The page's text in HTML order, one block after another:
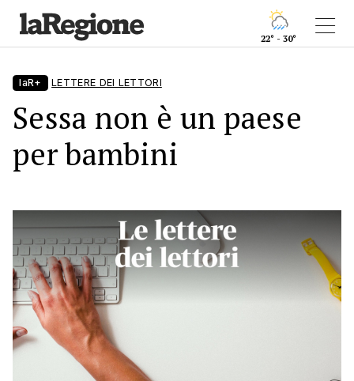
22° - 30°
laR+ LETTERE DEI LETTORI
Sessa non è un paese
per bambini